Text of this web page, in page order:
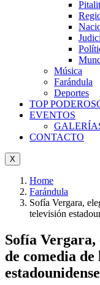
Música
Farándula
Deportes
TOP
EVENTOS
CONTACTO
X
Home
Farándula
Sofía Vergara,
televisión
Sofía
de comedia
estadounidense